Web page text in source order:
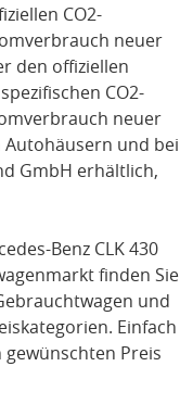
CO2-
neuer
den offiziellen
CO2-
neuer
Autohäusern und bei
GmbH erhältlich,
Benz CLK 430
finden Sie
und
Einfach
gewünschten Preis